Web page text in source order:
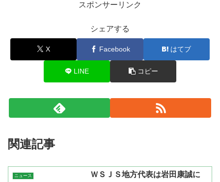
スポンサーリンク
シェアする
X Facebook はてブ
LINE コピー
関連記事
ニュース ＷＳＪＳ地方代表は岩田康誠に